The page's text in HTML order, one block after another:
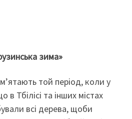
зима»
той період, коли у
Тбілісі та інших містах
всі дерева, щоби